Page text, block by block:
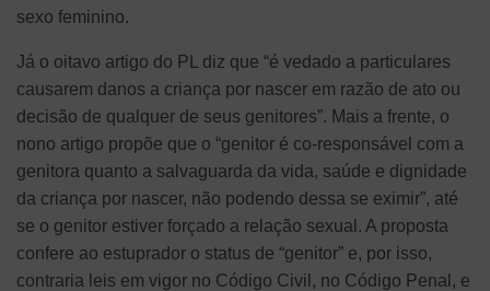
sexo feminino.
Já o oitavo artigo do PL diz que “é vedado a particulares
causarem danos a criança por nascer em razão de ato ou
decisão de qualquer de seus genitores”. Mais a frente, o
nono artigo propõe que o “genitor é co-responsável com a
genitora quanto a salvaguarda da vida, saúde e dignidade
da criança por nascer, não podendo dessa se eximir”, até
se o genitor estiver forçado a relação sexual. A proposta
confere ao estuprador o status de “genitor” e, por isso,
contraria leis em vigor no Código Civil, no Código Penal, e